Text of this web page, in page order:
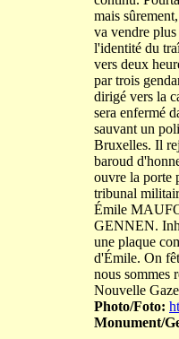
mais
va vendre plus
l'identité du
vers deux
par trois
dirigé vers la
sera enfermé
sauvant un
Bruxelles. Il
baroud
ouvre la porte
tribunal
Émile
GENNEN.
une plaque
d'Émile. On
nous sommes
Nouvelle
Photo/Foto:
Monument/